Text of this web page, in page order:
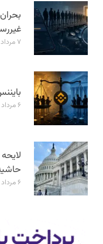
۷ مرداد ۱۴۰۵
۶ مرداد ۱۴۰۵
۶ مرداد ۱۴۰۵